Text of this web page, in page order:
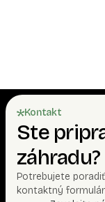
Kontakt
Ste
záhradu?
Potrebujete
kontaktný